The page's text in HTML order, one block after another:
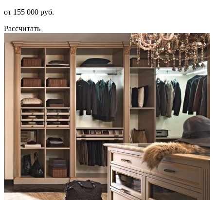
от 155 000 руб.
Рассчитать